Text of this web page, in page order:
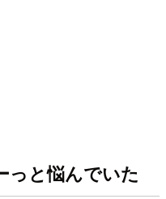
っと悩んでいた